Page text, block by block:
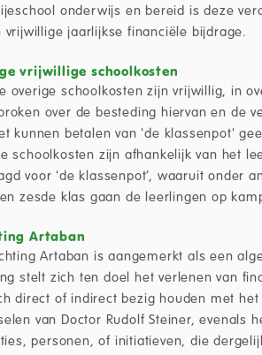
onderwijs en bereid is deze
vrijwillige jaarlijkse financiële bijdrage.
vrijwillige schoolkosten
overige schoolkosten zijn vrijwillig, in
over de besteding hiervan en de
kunnen betalen van 'de klassenpot'
schoolkosten zijn afhankelijk van het
voor 'de klassenpot’, waaruit onder
zesde klas gaan de leerlingen op
Artaban
Artaban is aangemerkt als een
stelt zich ten doel het verlenen van
direct of indirect bezig houden met
van Doctor Rudolf Steiner, evenals
personen, of initiatieven, die